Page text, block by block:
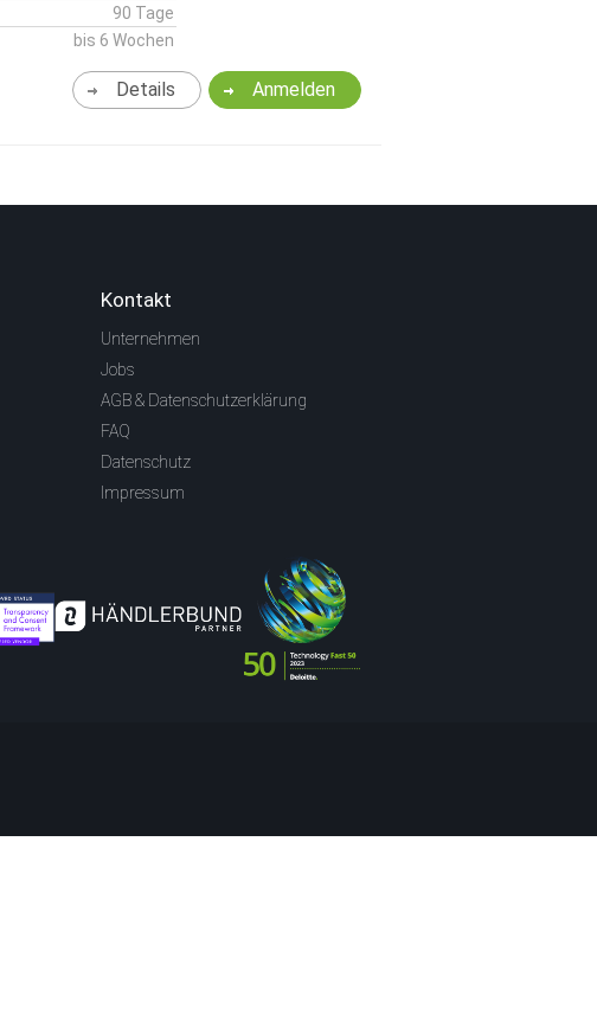
90 Tage
bis 6 Wochen
Anmelden
Details
Kontakt
Unternehmen
Jobs
AGB & Datenschutzerklärung
FAQ
Datenschutz
Impressum